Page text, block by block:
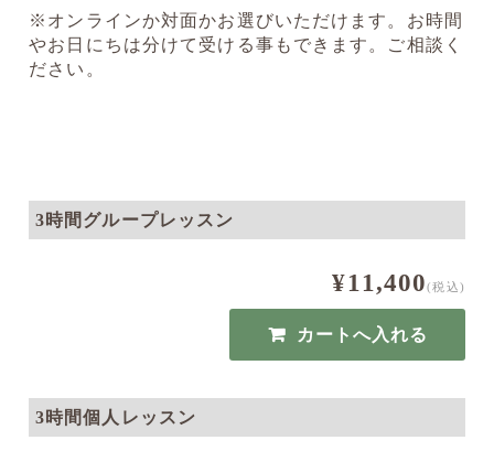
※オンラインか対面かお選びいただけます。お時間
やお日にちは分けて受ける事もできます。ご相談く
ださい。
3時間グループレッスン
¥11,400(税込)
3時間個人レッスン